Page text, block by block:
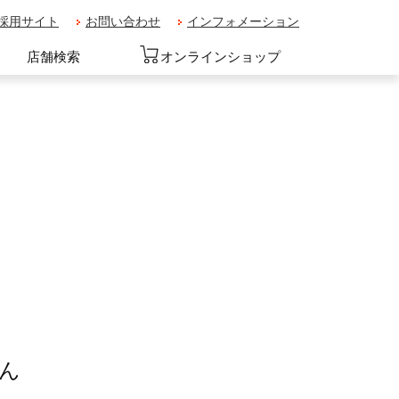
店舗検索 オンラインショップ
用サイト お問い合わせ インフォメーション